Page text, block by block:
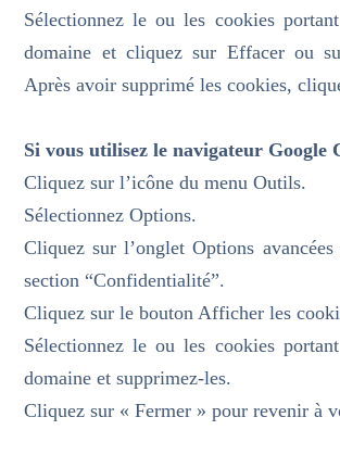
Sélectionnez le ou les cookies
domaine et cliquez sur Effacer ou
Après avoir supprimé les cookies,
Si vous utilisez le navigateur Google
Cliquez sur l’icône du menu Outils.
Sélectionnez Options.
Cliquez sur l’onglet Options
section “Confidentialité”.
Cliquez sur le bouton Afficher les
Sélectionnez le ou les cookies
domaine et supprimez-les.
Cliquez sur « Fermer » pour revenir à